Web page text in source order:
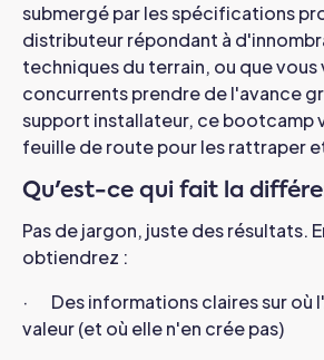
submergé par les spécifications
distributeur répondant à
techniques du terrain, ou que
concurrents prendre de l'avance
support installateur, ce bootcamp
feuille de route pour les rattraper
Qu'est-ce qui fait la
Pas de jargon, juste des résultats.
obtiendrez :
· Des informations claires sur où
valeur (et où elle n'en crée pas)